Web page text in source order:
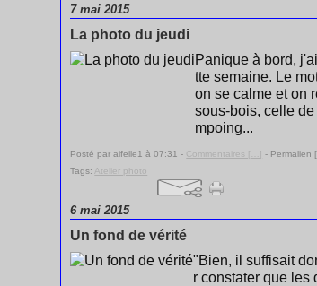
7 mai 2015
La photo du jeudi
Panique à bord,
tte semaine. Le
on se calme et on
sous-bois, celle
mpoing...
Posté par aifelle1 à 07:31 - Commentaires [ ] - Permalien [
Tags: Atelier photo
6 mai 2015
Un fond de vérité
"Bien, il suffisait
r constater que les